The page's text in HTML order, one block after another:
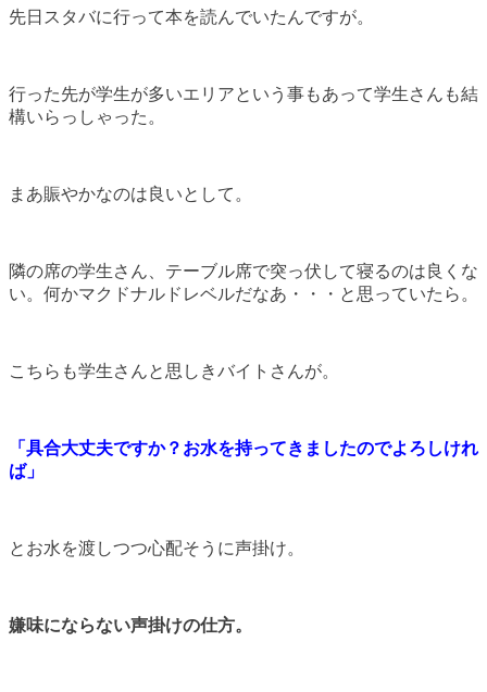
先日スタバに行って本を読んでいたんですが。
行った先が学生が多いエリアという事もあって学生さんも結
構いらっしゃった。
まあ賑やかなのは良いとして。
隣の席の学生さん、テーブル席で突っ伏して寝るのは良くな
い。何かマクドナルドレベルだなあ・・・と思っていたら。
こちらも学生さんと思しきバイトさんが。
「具合大丈夫ですか？お水を持ってきましたのでよろしけれ
ば」
とお水を渡しつつ心配そうに声掛け。
嫌味にならない声掛けの仕方。